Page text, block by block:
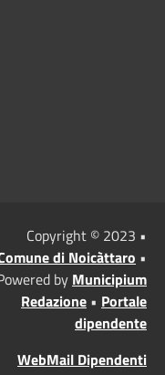
Copyright © 2023 •
di Noicàttaro •
by Municipium
Redazione • Portale
dipendente
WebMail Dipendenti